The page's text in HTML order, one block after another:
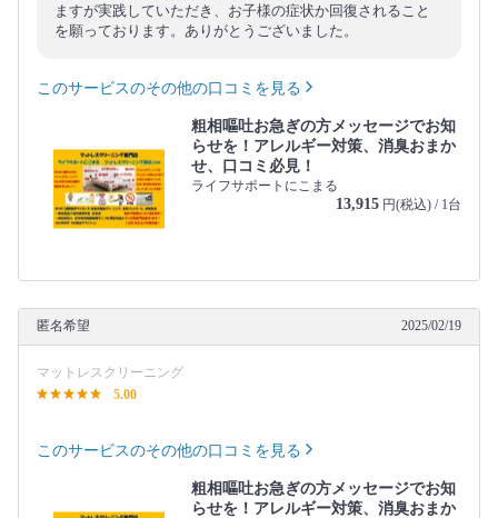
ますが実践していただき、お子様の症状か回復されること
を願っております。ありがとうございました。
このサービスのその他の口コミを見る
粗相嘔吐お急ぎの方メッセージでお知
らせを！アレルギー対策、消臭おまか
せ、口コミ必見！
ライフサポートにこまる
13,915 円(税込) / 1台
匿名希望 2025/02/19
マットレスクリーニング
5.00
このサービスのその他の口コミを見る
粗相嘔吐お急ぎの方メッセージでお知
らせを！アレルギー対策、消臭おまか